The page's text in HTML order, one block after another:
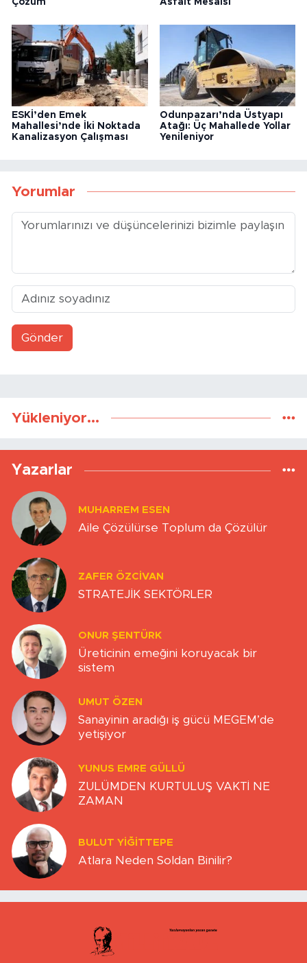
ESKİ’den Emek
Mahallesi’nde İki Noktada
Kanalizasyon Çalışması
Odunpazarı’nda Üstyapı
Atağı: Üç Mahallede Yollar
Yenileniyor
Yorumlar
Gönder
Yükleniyor...
Yazarlar
MUHARREM ESEN
Aile Çözülürse Toplum da Çözülür
ZAFER ÖZCIVAN
STRATEJİK SEKTÖRLER
ONUR ŞENTÜRK
Üreticinin emeğini koruyacak bir
sistem
UMUT ÖZEN
Sanayinin aradığı iş gücü MEGEM’de
yetişiyor
YUNUS EMRE GÜLLÜ
ZULÜMDEN KURTULUŞ VAKTİ NE
ZAMAN
BULUT YİĞİTTEPE
Atlara Neden Soldan Binilir?